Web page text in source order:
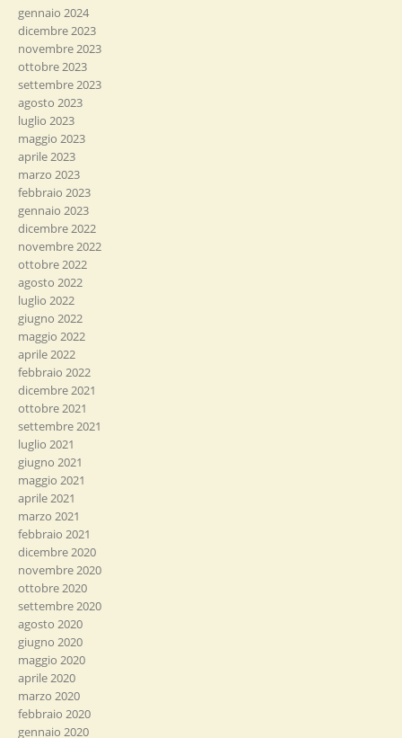
gennaio 2024
dicembre 2023
novembre 2023
ottobre 2023
settembre 2023
agosto 2023
luglio 2023
maggio 2023
aprile 2023
marzo 2023
febbraio 2023
gennaio 2023
dicembre 2022
novembre 2022
ottobre 2022
agosto 2022
luglio 2022
giugno 2022
maggio 2022
aprile 2022
febbraio 2022
dicembre 2021
ottobre 2021
settembre 2021
luglio 2021
giugno 2021
maggio 2021
aprile 2021
marzo 2021
febbraio 2021
dicembre 2020
novembre 2020
ottobre 2020
settembre 2020
agosto 2020
giugno 2020
maggio 2020
aprile 2020
marzo 2020
febbraio 2020
gennaio 2020